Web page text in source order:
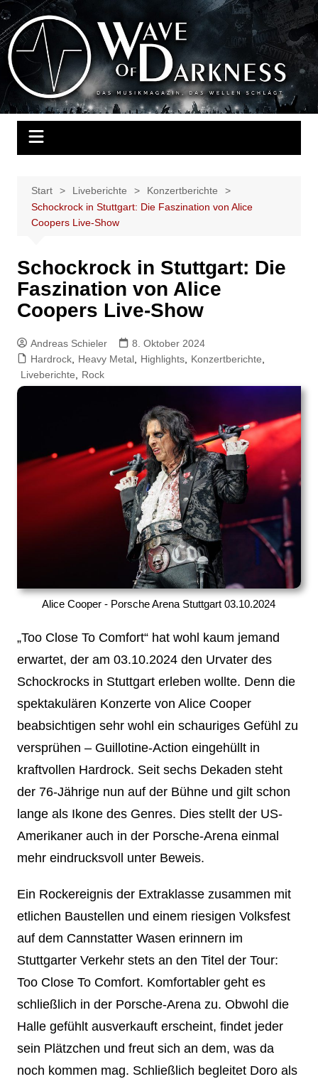
Zum
Inhalt
springen
Wave of Darkness
Das Musikmagazin, das Wellen schlägt. Konzerte, Festivals, Events,
Fotos, Termine, Interviews, Berichte, Musik
Start Liveberichte
Konzertberichte
Schockrock in Stuttgart: Die Faszination von Alice
Coopers Live-Show
Schockrock in Stuttgart: Die
Faszination von Alice
Coopers Live-Show
Andreas Schieler
8. Oktober 2024
Hardrock, Heavy Metal, Highlights, Konzertberichte
Liveberichte
Rock
Alice Cooper - Porsche Arena Stuttgart 03.10.2024
„Too Close To Comfort“ hat wohl kaum jemand
erwartet, der am 03.10.2024 den Urvater des
Schockrocks in Stuttgart erleben wollte. Denn die
spektakulären Konzerte von Alice Cooper
beabsichtigen sehr wohl ein schauriges Gefühl zu
versprühen – Guillotine-Action eingehüllt in
kraftvollen Hardrock. Seit sechs Dekaden steht
der 76-Jährige nun auf der Bühne und gilt schon
lange als Ikone des Genres. Dies stellt der US-
Amerikaner auch in der Porsche-Arena einmal
mehr eindrucksvoll unter Beweis.
Ein Rockereignis der Extraklasse zusammen mit
etlichen Baustellen und einem riesigen Volksfest
auf dem Cannstatter Wasen erinnern im
Stuttgarter Verkehr stets an den Titel der Tour:
Too Close To Comfort. Komfortabler geht es
schließlich in der Porsche-Arena zu. Obwohl die
Halle gefühlt ausverkauft erscheint, findet jeder
sein Plätzchen und freut sich an dem, was da
noch kommen mag. Schließlich begleitet Doro als